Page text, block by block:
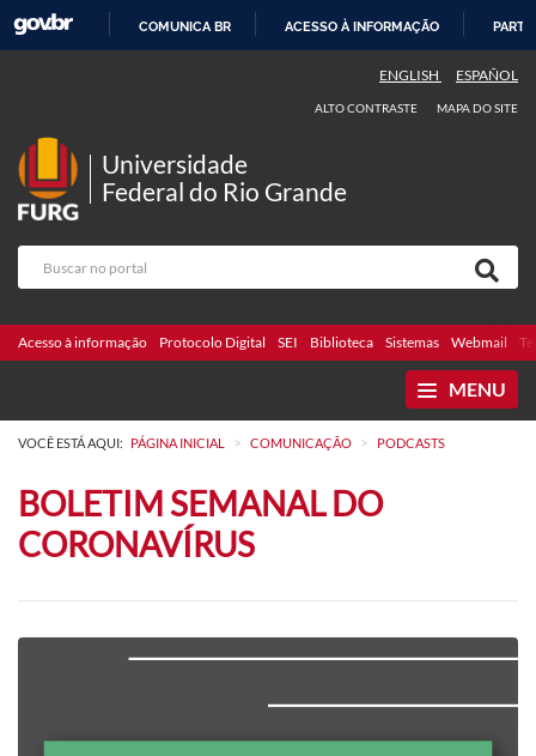
COMUNICA BR ACESSO À INFORMAÇÃO
ENGLISH ESPAÑOL
ALTO CONTRASTE MAPA DO SITE
Universidade
Federal do Rio Grande
Acesso à informação Protocolo Digital SEI Biblioteca Sistemas Webmail
MENU
VOCÊ ESTÁ AQUI: PÁGINA INICIAL > COMUNICAÇÃO > PODCASTS
BOLETIM SEMANAL DO
CORONAVÍRUS